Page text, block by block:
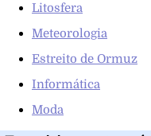
Litosfera
Meteorologia
Estreito de Ormuz
Informática
Moda